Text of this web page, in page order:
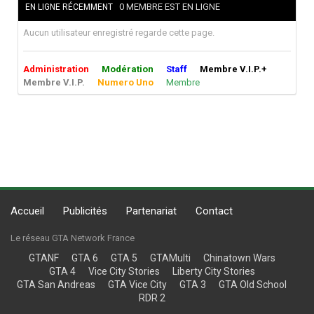
EN LIGNE RÉCEMMENT 0 MEMBRE EST EN LIGNE
Aucun utilisateur enregistré regarde cette page.
Administration Modération Staff
Membre V.I.P.+
Membre V.I.P.
Numero Uno Membre
Accueil Publicités Partenariat Contact
Le réseau GTA Network France
GTANF GTA 6 GTA 5 GTAMulti
Chinatown Wars
GTA 4
Vice City Stories
Liberty City Stories
GTA San Andreas
GTA Vice City GTA 3
GTA Old School
RDR 2